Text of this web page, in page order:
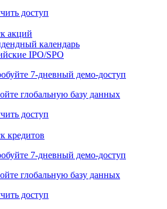
7-дневный
глобальную базу данных
доступ
акций
IPO/SPO
7-дневный
глобальную базу данных
доступ
кредитов
7-дневный